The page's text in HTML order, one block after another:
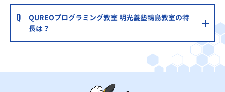
QUREOプログラミング教室 明光義塾鴨島教室の特
長は？